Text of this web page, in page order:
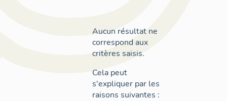
Aucun résultat ne
correspond aux
critères saisis.
Cela peut
s'expliquer par les
raisons suivantes :